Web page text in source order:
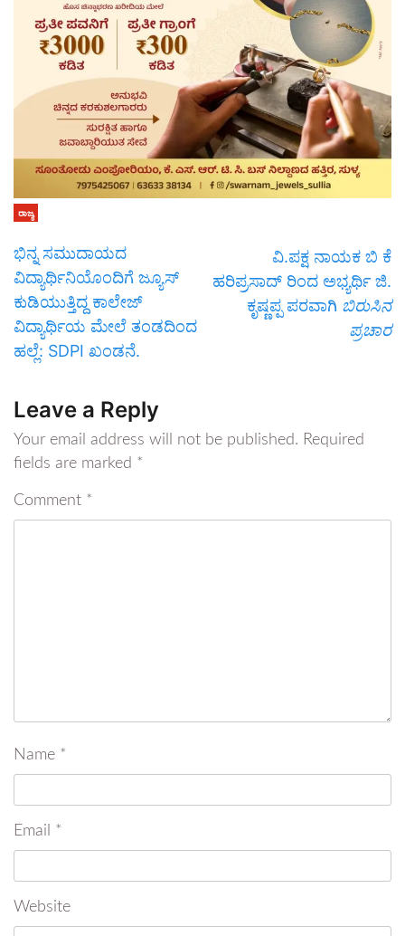
ರಾಜ್ಯ
ಭಿನ್ನ ಸಮುದಾಯದ
ವಿದ್ಯಾರ್ಥಿನಿಯೊಂದಿಗೆ ಜ್ಯೂಸ್
ಕುಡಿಯುತ್ತಿದ್ದ ಕಾಲೇಜ್
ವಿದ್ಯಾರ್ಥಿಯ ಮೇಲೆ ತಂಡದಿಂದ
ಹಲ್ಲೆ: SDPI ಖಂಡನೆ.
ವಿ.ಪಕ್ಷ ನಾಯಕ ಬಿ ಕೆ
ಹರಿಪ್ರಸಾದ್ ರಿಂದ ಅಭ್ಯರ್ಥಿ ಜಿ.
ಕೃಷ್ಣಪ್ಪ ಪರವಾಗಿ ಬಿರುಸಿನ
ಪ್ರಚಾರ
Leave a Reply
Your email address will not be published. Required
fields are marked *
Comment *
Name *
Email *
Website